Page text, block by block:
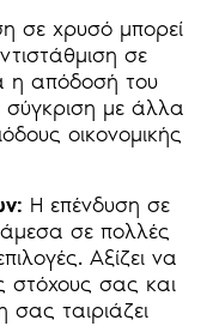
σε χρυσό μπορεί
σε
η απόδοσή του
σύγκριση με άλλα
οικονομικής
Η επένδυση σε
σε πολλές
Αξίζει να
στόχους σας και
σας ταιριάζει